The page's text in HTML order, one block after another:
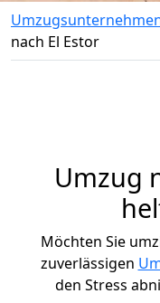
nach El Estor
Umzug
Möchten Sie
zuverlässigen
den Stress